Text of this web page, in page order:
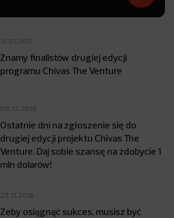
17.01.2017
Znamy finalistów drugiej edycji
programu Chivas The Venture
08.12.2016
Ostatnie dni na zgłoszenie się do
drugiej edycji projektu Chivas The
Venture. Daj sobie szansę na zdobycie 1
mln dolarów!
23.11.2016
Żeby osiągnąć sukces, musisz być